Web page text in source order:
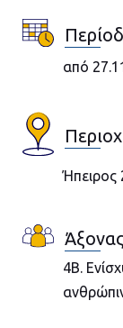
από
Ήπειρος
Άξονας
4B.